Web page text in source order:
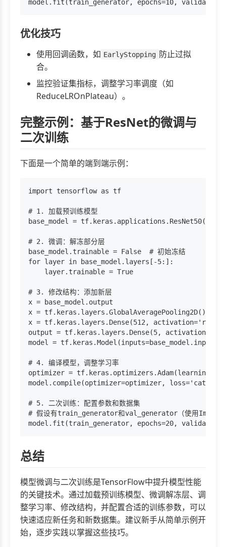
优化技巧
使用回调函数，如 EarlyStopping 防止过拟
合。
监控验证集指标，调整学习率调度（如
ReduceLROnPlateau）。
完整示例：基于ResNet的微调与
二次训练
下面是一个简单的端到端示例：
import tensorflow as tf
# 1. 加载预训练模型
base_model =
# 2. 微调：解冻部分层
base_model.trainable = False  # 初始冻结
for layer in base_model.layers[-5:]:
    layer.trainable = True
# 3. 修改结构：添加新层
x = base_model.output
x = tf.keras.layers.GlobalAveragePooling2D()(x)
x = tf.keras.layers.Dense(512,
output = tf.keras.layers.Dense(5,
model = tf.keras.Model(inputs=base_model.input,
# 4. 编译模型，调整学习率
optimizer =
model.compile(optimizer=optimizer,
# 5. 二次训练：配置参数和数据集
# 假设有train_generator和val_generator（使用
总结
模型微调与二次训练是TensorFlow中提升模型性能
的关键技术。通过加载预训练模型、微调解冻层、调
整学习率、修改结构，并配置合适的训练参数，可以
快速适应新任务和新数据集。建议新手从简单示例开
始，逐步实践以掌握这些技巧。